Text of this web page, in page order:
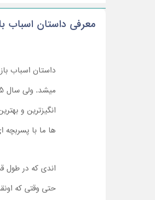
معرفی داستان اسباب
انگیزترین و
ها ما با
اندی که در طول
حتی وقتی که